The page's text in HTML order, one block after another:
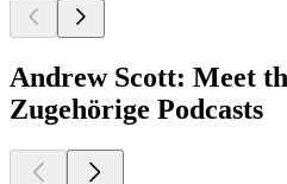
Andrew Scott: Meet
Zugehörige Podcasts